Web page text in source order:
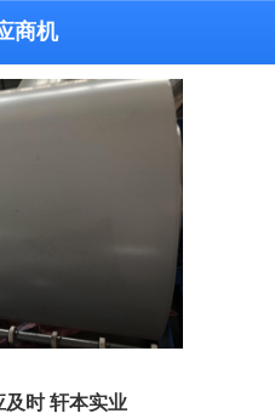
商机
及时 轩本实业